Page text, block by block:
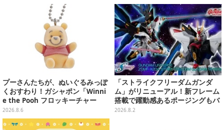
プーさんたちが、ぬいぐるみっぽ
くおすわり！ガシャポン「Winni
e the Pooh フロッキーチャー
ム」ふわふわでどれも可愛い全4
種
2026.8.6
「ストライクフリーダムガンダ
ム」がリニューアル！新フレーム
搭載で躍動感あるポージングもバ
ッチリ
2026.8.2